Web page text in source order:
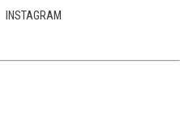
INSTAGRAM